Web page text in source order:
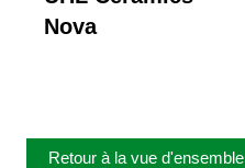
Nova
Retour à la vue d'ensemble